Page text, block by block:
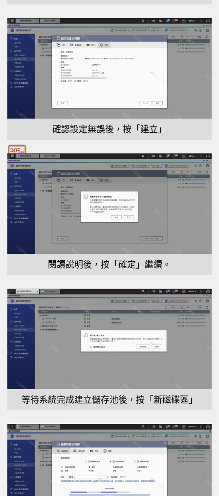
確認設定無誤後，按「建立」
閱讀說明後，按「確定」繼續。
等待系統完成建立儲存池後，按「新磁碟區」